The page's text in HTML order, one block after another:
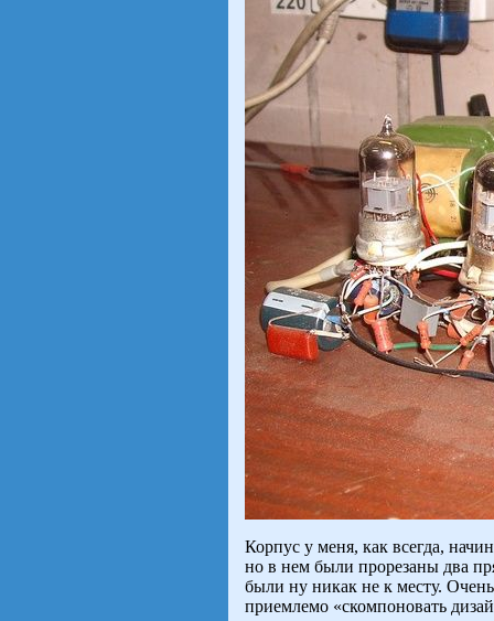
Корпус у меня, как всегда,
но в нем были прорезаны два
были ну никак не к месту. Очень
приемлемо «скомпоновать